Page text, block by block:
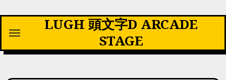
ス
LUGH 頭文字D ARCADE
STAGE